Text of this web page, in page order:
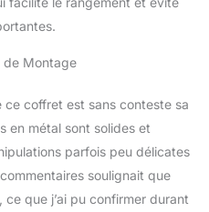
couvercle à 8
endroits différents.
comprend deux
comptage intégrés
ainsi qu’une zone
de connexion de la
supplémentaires
pour passer à la
de Montage
coffret est sans conteste sa
en métal sont solides et
parfois peu délicates
soulignait que
ce que j’ai pu confirmer durant